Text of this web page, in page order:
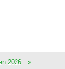
2026 »